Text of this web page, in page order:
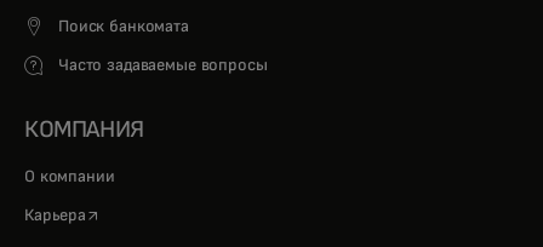
Поиск банкомата
Часто задаваемые вопросы
КОМПАНИЯ
О компании
Карьера opens in a new tab